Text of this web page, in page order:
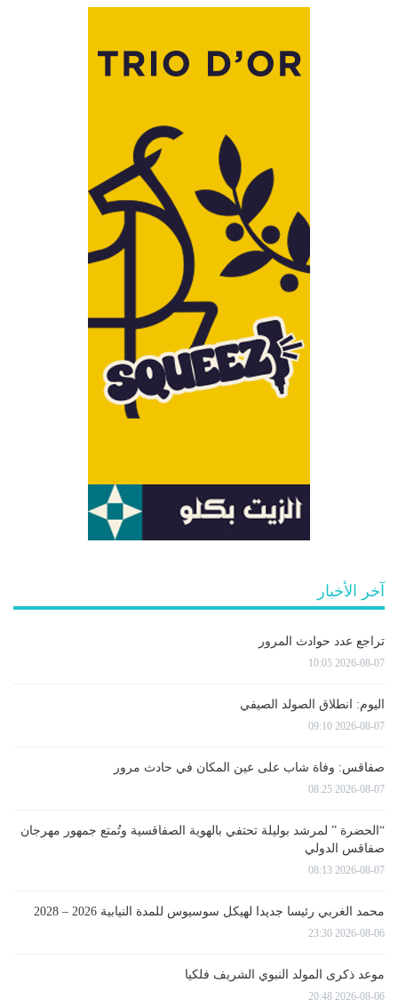
آخر الأخبار
تراجع عدد حوادث المرور
2026-08-07 10:05
اليوم: انطلاق الصولد الصيفي
2026-08-07 09:10
صفاقس: وفاة شاب على عين المكان في حادث مرور
2026-08-07 08:25
“الحضرة ” لمرشد بوليلة تحتفي بالهوية الصفاقسية وتُمتع جمهور مهرجان
صفاقس الدولي
2026-08-07 08:13
محمد الغربي رئيسا جديدا لهيكل سوسيوس للمدة النيابية 2026 – 2028
2026-08-06 23:30
موعد ذكرى المولد النبوي الشريف فلكيا
2026-08-06 20:48